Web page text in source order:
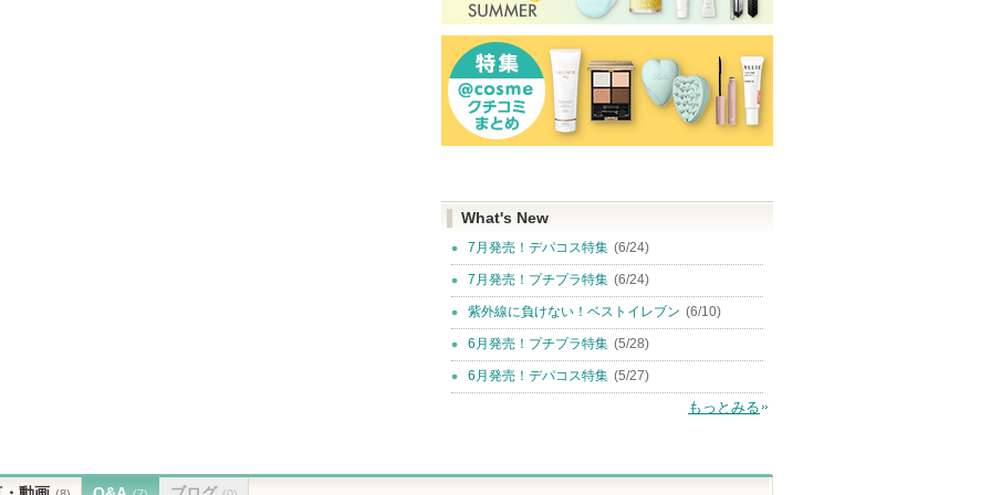
What's New
7月発売！デパコス特集 (6/24)
7月発売！プチプラ特集 (6/24)
紫外線に負けない！ベストイレブン (6/10)
6月発売！プチプラ特集 (5/28)
6月発売！デパコス特集 (5/27)
もっとみる